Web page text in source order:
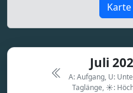
Juli
A: Aufgang, U:
Taglänge, ☀: